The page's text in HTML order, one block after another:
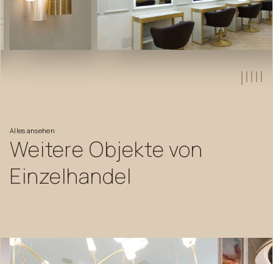
Alles ansehen
Weitere Objekte von
Einzelhandel